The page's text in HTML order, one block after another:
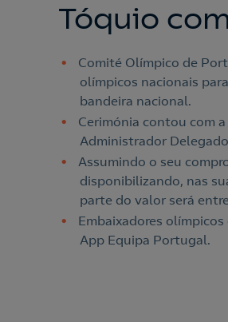
Tóquio
Comité Olímpico de
olímpicos nacionais
bandeira nacional.
Cerimónia contou com
Administrador
Assumindo o seu
disponibilizando, nas
parte do valor será
Embaixadores
App Equipa Portugal.